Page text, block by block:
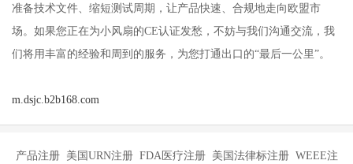
准备技术文件、缩短测试周期，让产品快速、合规地走向欧盟市
场。如果您正在为小风扇的CE认证发愁，不妨与我们沟通交流，我
们将用丰富的经验和周到的服务，为您打通出口的“最后一公里”。
m.dsjc.b2b168.com
产品注册 美国URN注册 FDA医疗注册 美国法律标注册 WEEE注